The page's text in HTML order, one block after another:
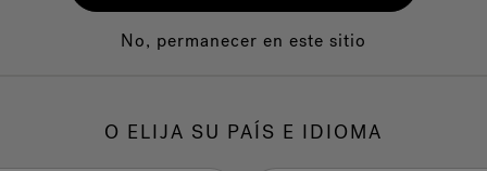
No, permanecer en este sitio
O ELIJA SU PAÍS E IDIOMA